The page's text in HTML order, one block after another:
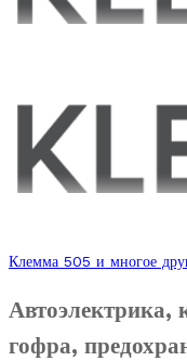
Клемма 505 и многое
Автоэлектрика,
гофра,